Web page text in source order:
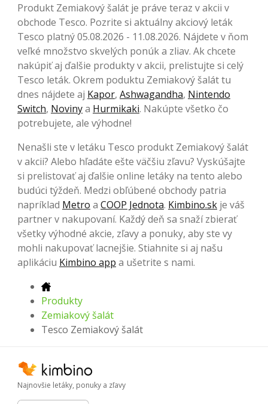
Produkt Zemiakový šalát je práve teraz v akcii v
obchode Tesco. Pozrite si aktuálny akciový leták
Tesco platný 05.08.2026 - 11.08.2026. Nájdete v ňom
veľké množstvo skvelých ponúk a zliav. Ak chcete
nakúpiť aj ďalšie produkty v akcii, prelistujte si celý
Tesco leták. Okrem poduktu Zemiakový šalát tu
dnes nájdete aj Kapor, Ashwagandha, Nintendo
Switch, Novinya Hurmikaki. Nakúpte všetko čo
potrebujete, ale výhodne!
Nenašli ste v letáku Tesco produkt Zemiakový šalát
v akcii? Alebo hľadáte ešte väčšiu zľavu? Vyskúšajte
si prelistovať aj ďalšie online letáky na tento alebo
budúci týždeň. Medzi obľúbené obchody patria
napríklad Metro a COOP Jednota. Kimbino.sk je váš
partner v nakupovaní. Každý deň sa snaží zbierať
všetky výhodné akcie, zľavy a ponuky, aby ste vy
mohli nakupovať lacnejšie. Stiahnite si aj našu
aplikáciu Kimbino app a ušetrite s nami.
Produkty
Zemiakový šalát
Tesco Zemiakový šalát
Najnovšie letáky, ponuky a zľavy